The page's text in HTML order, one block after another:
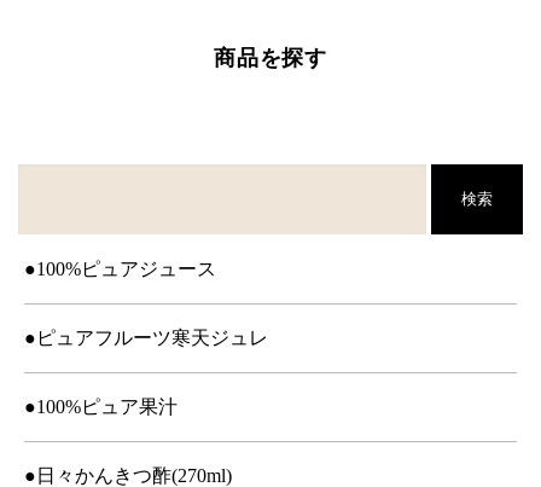
商品を探す
検索
●100%ピュアジュース
●ピュアフルーツ寒天ジュレ
●100%ピュア果汁
●日々かんきつ酢(270ml)